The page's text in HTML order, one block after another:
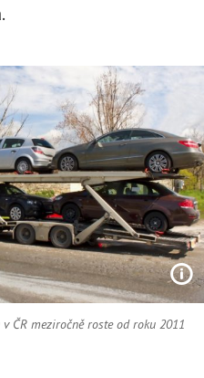
ČR meziročně roste od roku 2011